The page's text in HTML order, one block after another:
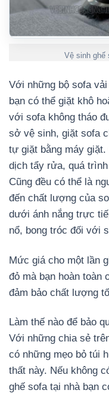
Vệ sinh ghế
Với những bộ sofa
bạn có thể giặt khô
với sofa không tháo
sở vệ sinh, giặt sofa
tự giặt bằng máy
dịch tẩy rửa, quá
Cũng đều có thể là
đến chất lượng của
dưới ánh nắng trực
nổ, bong tróc đối với
Mức giá cho một lần
đỏ mà bạn hoàn toàn
đảm bảo chất lượng
Làm thế nào để bảo
Với những chia sẻ
có những mẹo bỏ túi
thất này. Nếu không
ghế sofa tại nhà bạn